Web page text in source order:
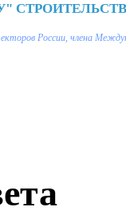
России, члена